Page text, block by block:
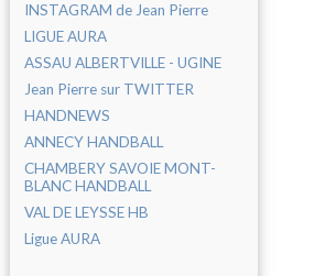
INSTAGRAM de Jean Pierre
LIGUE AURA
ASSAU ALBERTVILLE - UGINE
Jean Pierre sur TWITTER
HANDNEWS
ANNECY HANDBALL
CHAMBERY SAVOIE MONT-
BLANC HANDBALL
VAL DE LEYSSE HB
Ligue AURA